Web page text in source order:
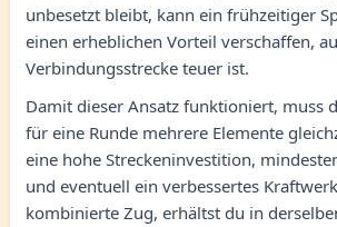
unbesetzt bleibt, kann ein frühzeitiger
einen erheblichen Vorteil verschaffen,
Verbindungsstrecke teuer ist.
Damit dieser Ansatz funktioniert, muss
für eine Runde mehrere Elemente
eine hohe Streckeninvestition,
und eventuell ein verbessertes
kombinierte Zug, erhältst du in